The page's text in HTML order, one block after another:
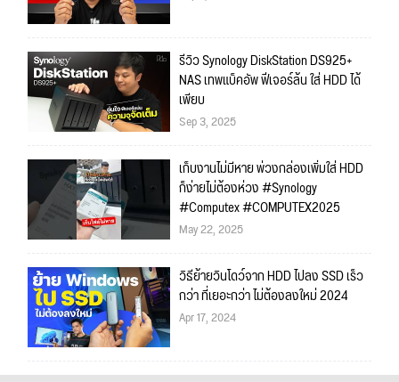
รีวิว Synology DiskStation DS925+
NAS เทพแบ็คอัพ ฟีเจอร์ล้น ใส่ HDD ได้
เพียบ
Sep 3, 2025
เก็บงานไม่มีหาย พ่วงกล่องเพิ่มใส่ HDD
ก็ง่ายไม่ต้องห่วง #Synology
#Computex #COMPUTEX2025
May 22, 2025
วิธีย้ายวินโดว์จาก HDD ไปลง SSD เร็ว
กว่า ที่เยอะกว่า ไม่ต้องลงใหม่ 2024
Apr 17, 2024